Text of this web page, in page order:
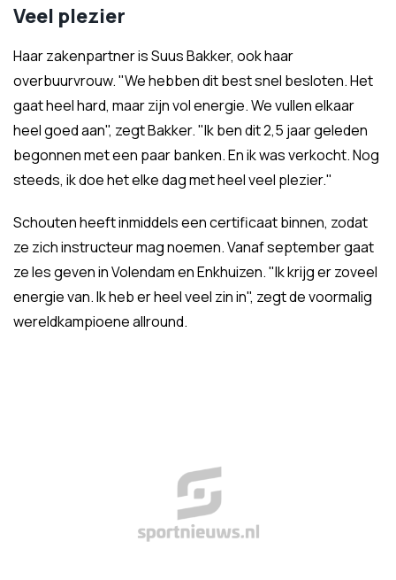
Veel plezier
Haar zakenpartner is Suus Bakker, ook haar
overbuurvrouw. "We hebben dit best snel besloten. Het
gaat heel hard, maar zijn vol energie. We vullen elkaar
heel goed aan", zegt Bakker. "Ik ben dit 2,5 jaar geleden
begonnen met een paar banken. En ik was verkocht. Nog
steeds, ik doe het elke dag met heel veel plezier."
Schouten heeft inmiddels een certificaat binnen, zodat
ze zich instructeur mag noemen. Vanaf september gaat
ze les geven in Volendam en Enkhuizen. "Ik krijg er zoveel
energie van. Ik heb er heel veel zin in", zegt de voormalig
wereldkampioene allround.